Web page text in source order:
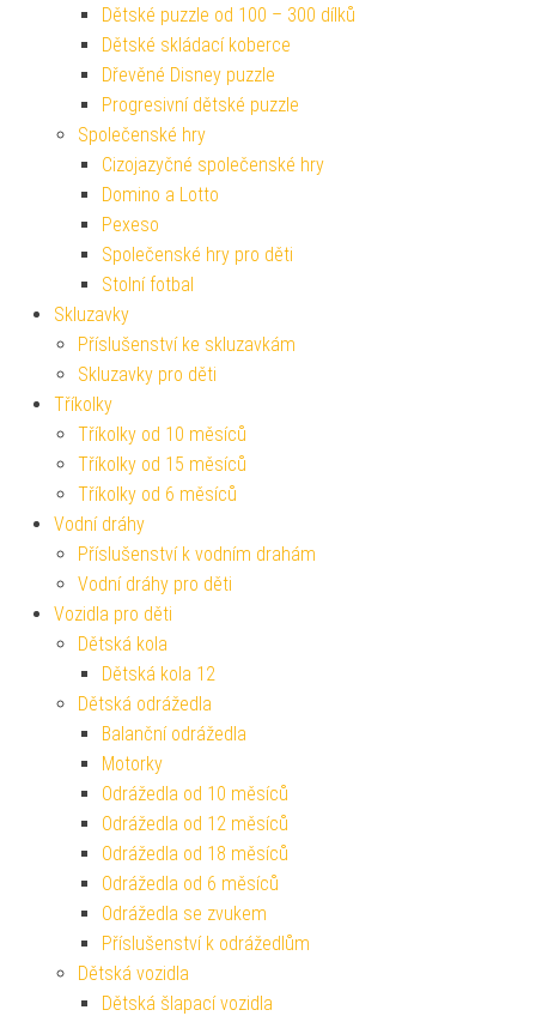
Dětské puzzle od 100 – 300 dílků
Dětské skládací koberce
Dřevěné Disney puzzle
Progresivní dětské puzzle
Společenské hry
Cizojazyčné společenské hry
Domino a Lotto
Pexeso
Společenské hry pro děti
Stolní fotbal
Skluzavky
Příslušenství ke skluzavkám
Skluzavky pro děti
Tříkolky
Tříkolky od 10 měsíců
Tříkolky od 15 měsíců
Tříkolky od 6 měsíců
Vodní dráhy
Příslušenství k vodním drahám
Vodní dráhy pro děti
Vozidla pro děti
Dětská kola
Dětská kola 12
Dětská odrážedla
Balanční odrážedla
Motorky
Odrážedla od 10 měsíců
Odrážedla od 12 měsíců
Odrážedla od 18 měsíců
Odrážedla od 6 měsíců
Odrážedla se zvukem
Příslušenství k odrážedlům
Dětská vozidla
Dětská šlapací vozidla